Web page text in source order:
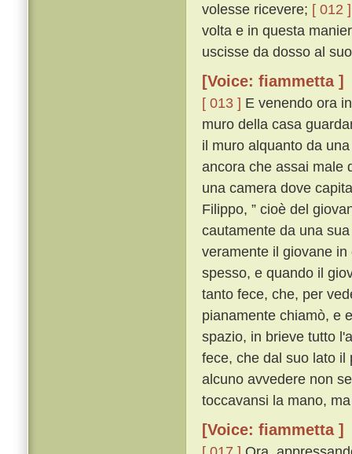
volesse ricevere; [ 012 ]
volta e in questa
uscisse da dosso al
[Voice: fiammetta ]
[ 013 ] E venendo ora
muro della casa
il muro alquanto da
ancora che assai male
una camera dove
Filippo, ” cioè del
cautamente da una
veramente il giovane
spesso, e quando il
tanto fece, che, per
pianamente chiamò, e
spazio, in brieve tutto
fece, che dal suo lato il
alcuno avvedere non
toccavansi la mano,
[Voice: fiammetta ]